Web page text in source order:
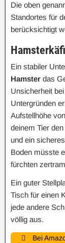
Die oben
Standortes für
berücksichtigt
Ein stabiler
Hamster das
Unsicherheit
Untergründen
Aufstellhöhe
deinem Tier
und ein
Boden müsste
fürchten
Ein guter
Tisch für einen
jede andere
völlig aus.
Bei